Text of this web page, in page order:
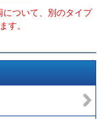
ついて、別のタイプ
す。